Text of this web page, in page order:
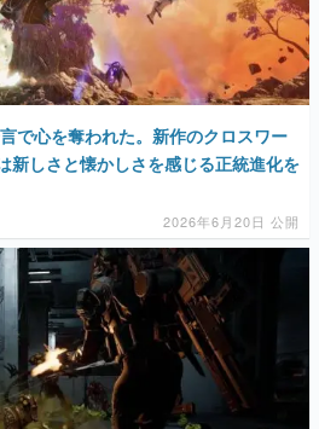
？
で心を奪われた。新作のクロスワー
新しさと懐かしさを感じる正統進化を
2026年6月20日 公開